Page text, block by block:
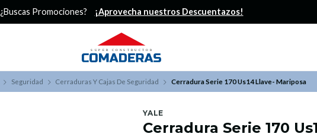
¿Buscas Promociones? ¡Aprovecha nuestros Descuentazos!
Seguridad Cerraduras Y Cajas De Seguridad Cerradura Serie 170 Us14 Llave- Mariposa
YALE
Cerradura Serie 170